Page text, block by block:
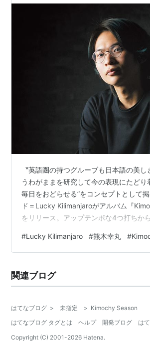
〝英語圏の持つグルーブも日本語の美
うわがままを研究して今の表現にたどり
毎日をおどらせる”をコンセプトとして
ド＝Lucky Kilimanjaroがアルバム『
をリリース。アップテンポな4つ打ちか
ろいをほうふつさせる美しい歌詞が混ざ
上がっている。その制作の裏側を探るべ
真）にインタビューを敢行。そこでは、
曲の手法やバンド・サウンドと打ち込み
#Lucky Kilimanjaro #熊木幸丸 #
関連ブログ
はてなブログ > 未指定 > Kimochy Season
はてなブログ タグとは
ヘルプ 開発ブログ
は
Copyright (C) 2001-2026 Hatena.